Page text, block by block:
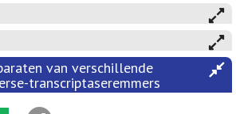
van verschillende
transcriptaseremmers